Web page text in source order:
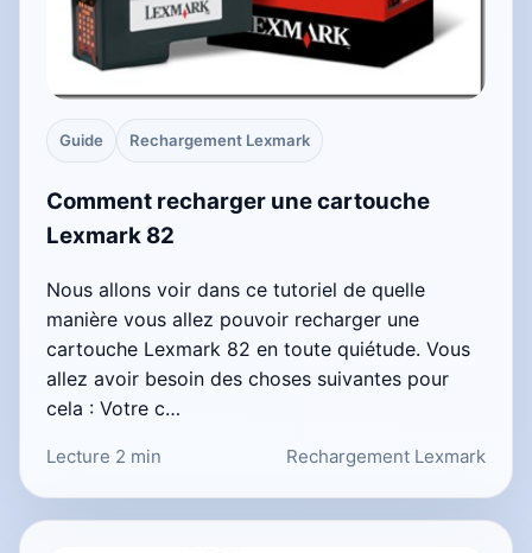
Guide Rechargement Lexmark
Comment recharger une cartouche
Lexmark 82
Nous allons voir dans ce tutoriel de quelle
manière vous allez pouvoir recharger une
cartouche Lexmark 82 en toute quiétude. Vous
allez avoir besoin des choses suivantes pour
cela : Votre c…
Lecture 2 min Rechargement Lexmark